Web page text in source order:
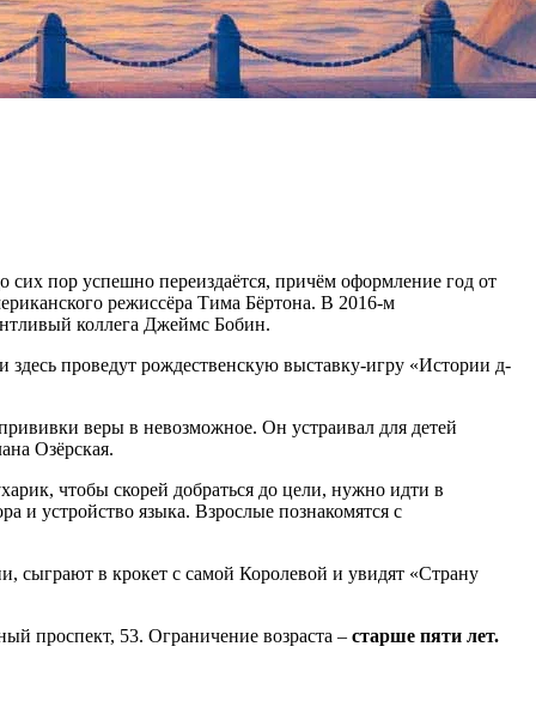
пор успешно переиздаётся, причём оформление год от
режиссёра Тима Бёртона. В 2016-м
коллега Джеймс Бобин.
проведут рождественскую выставку-игру «Истории д-
веры в невозможное. Он устраивал для детей
Озёрская.
чтобы скорей добраться до цели, нужно идти в
и устройство языка. Взрослые познакомятся с
сыграют в крокет с самой Королевой и увидят «Страну
проспект, 53. Ограничение возраста – старше пяти лет.